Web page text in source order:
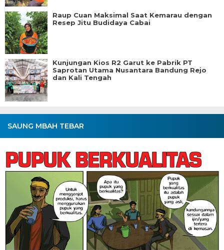
Raup Cuan Maksimal Saat Kemarau dengan
Resep Jitu Budidaya Cabai
Kunjungan Kios R2 Garut ke Pabrik PT
Saprotan Utama Nusantara Bandung Rejo
dan Kali Tengah
SAUNG MBAH TEBAR